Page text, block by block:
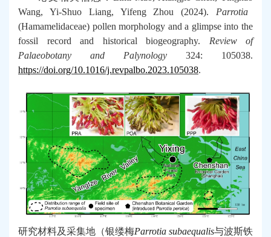
Wang, Yi-Shuo Liang, Yifeng Zhou (2024). Parrotia
(Hamamelidaceae) pollen morphology and a glimpse into the
fossil record and historical biogeography. Review of
Palaeobotany and Palynology 324: 105038.
https://doi.org/10.1016/j.revpalbo.2023.105038.
研究材料及采集地（银缕梅Parrotia subaequalis与波斯铁